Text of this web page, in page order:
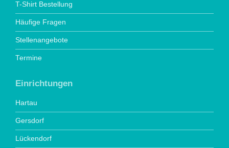
T-Shirt Bestellung
Häufige Fragen
Stellenangebote
Termine
Einrichtungen
Hartau
Gersdorf
Lückendorf